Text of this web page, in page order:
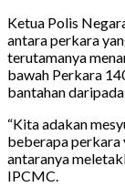
Ketua Polis
antara perkara
terutamanya
bawah Perkara
bantahan
“Kita adakan
beberapa perkara
antaranya
IPCMC.